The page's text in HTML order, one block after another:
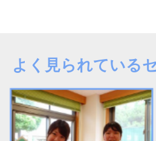
よく見られている